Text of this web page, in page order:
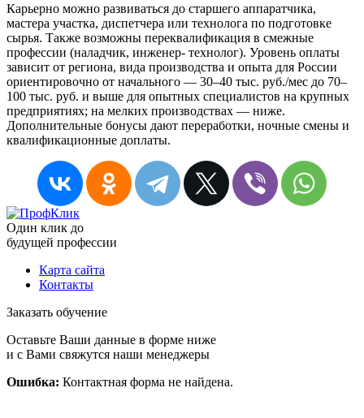
Карьерно можно развиваться до старшего аппаратчика,
мастера участка, диспетчера или технолога по подготовке
сырья. Также возможны переквалификация в смежные
профессии (наладчик, инженер- технолог). Уровень оплаты
зависит от региона, вида производства и опыта для России
ориентировочно от начального — 30–40 тыс. руб./мес до 70–
100 тыс. руб. и выше для опытных специалистов на крупных
предприятиях; на мелких производствах — ниже.
Дополнительные бонусы дают переработки, ночные смены и
квалификационные доплаты.
Один клик до
будущей профессии
Карта сайта
Контакты
Заказать обучение
Оставьте Ваши данные в форме ниже
и с Вами свяжутся наши менеджеры
Ошибка: Контактная форма не найдена.